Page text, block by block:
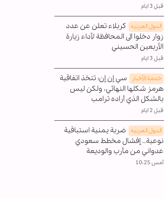
قبل 3 ايام
الدول العربیه كربلاء تعلن عن عدد
زوار دخلوا الى المحافظة لأداء زيارة
الأربعين الحسيني
قبل 3 ايام
خدمة الأخبار
سي إن إن: تتخذ اتفاقية
هرمز شكلها النهائي، ولكن ليس
بالشكل الذي أراده ترامب
قبل 2 ايام
الدول العربیه ضربة يمنية استباقية
نوعية.. إفشال مخطط سعودي
عدواني من مأرب والوديعة
أمس 10:25